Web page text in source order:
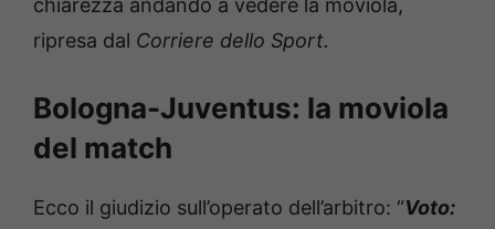
ripresa dal Corriere dello Sport.
Bologna-Juventus: la moviola
del match
Ecco il giudizio sull’operato dell’arbitro: “Voto: